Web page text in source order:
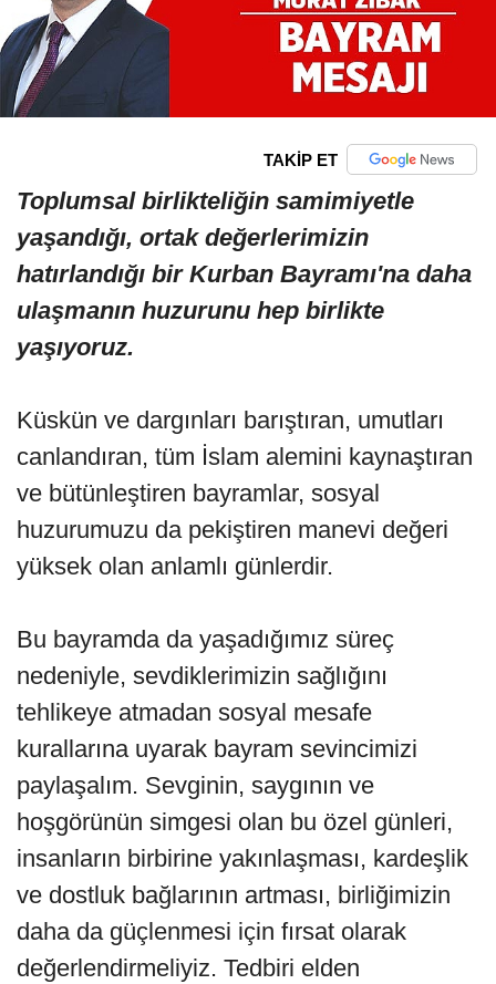
TAKİP ET
Toplumsal birlikteliğin samimiyetle
yaşandığı, ortak değerlerimizin
hatırlandığı bir Kurban Bayramı'na daha
ulaşmanın huzurunu hep birlikte
yaşıyoruz.
Küskün ve dargınları barıştıran, umutları
canlandıran, tüm İslam alemini kaynaştıran
ve bütünleştiren bayramlar, sosyal
huzurumuzu da pekiştiren manevi değeri
yüksek olan anlamlı günlerdir.
Bu bayramda da yaşadığımız süreç
nedeniyle, sevdiklerimizin sağlığını
tehlikeye atmadan sosyal mesafe
kurallarına uyarak bayram sevincimizi
paylaşalım. Sevginin, saygının ve
hoşgörünün simgesi olan bu özel günleri,
insanların birbirine yakınlaşması, kardeşlik
ve dostluk bağlarının artması, birliğimizin
daha da güçlenmesi için fırsat olarak
değerlendirmeliyiz. Tedbiri elden